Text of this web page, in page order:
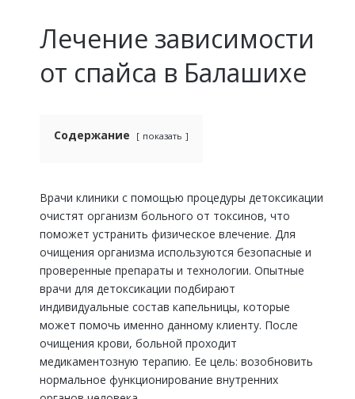
Лечение зависимости
от спайса в Балашихе
Содержание показать
Врачи клиники с помощью процедуры детоксикации
очистят организм больного от токсинов, что
поможет устранить физическое влечение. Для
очищения организма используются безопасные и
проверенные препараты и технологии. Опытные
врачи для детоксикации подбирают
индивидуальные состав капельницы, которые
может помочь именно данному клиенту. После
очищения крови, больной проходит
медикаментозную терапию. Ее цель: возобновить
нормальное функционирование внутренних